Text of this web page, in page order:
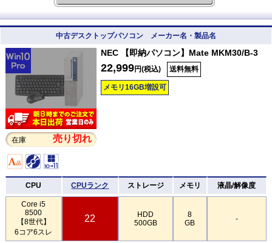
中古デスクトップパソコン メーカー名・製品名
在庫 売り切れ
NEC 【即納パソコン】Mate MKM30/B-3
22,999円(税込) 送料無料
メモリ16GB増設可
CPU CPUランク ストレージ メモリ 液晶/解像度
Core i5
8500
【8世代】
6コア6スレ
22
HDD
500GB
8
GB
-